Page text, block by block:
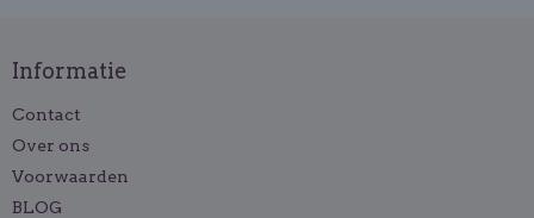
Informatie
Contact
Over ons
Voorwaarden
BLOG